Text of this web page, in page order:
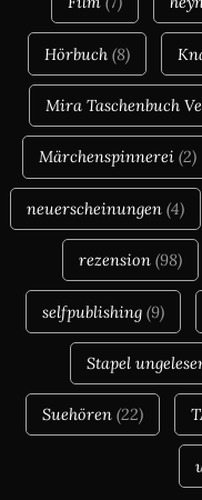
Hörbuch(8)
Mira Taschenbuch
Märchenspinnerei(2)
neuerscheinungen(4)
rezension (98)
selfpublishing(9)
Stapel
Suehören (22)